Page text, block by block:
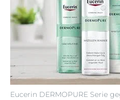
Eucerin DERMOPURE Serie